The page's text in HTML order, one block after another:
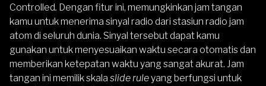
Controlled. Dengan fitur ini, memungkinkan jam tangan
kamu untuk menerima sinyal radio dari stasiun radio jam
atom di seluruh dunia. Sinyal tersebut dapat kamu
gunakan untuk menyesuaikan waktu secara otomatis dan
memberikan ketepatan waktu yang sangat akurat. Jam
tangan ini memilik skala slide ruleyang berfungsi untuk